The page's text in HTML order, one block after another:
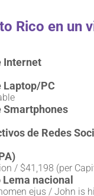
Rico en un
Internet
Laptop/PC
Smartphones
de Redes
/ $41,198 (per
nacional
ejus / John is